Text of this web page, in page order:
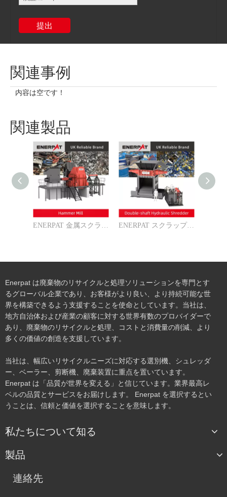
提出
関連事例
内容は空です！
関連製品
ENERPAT 金属スクラップシュレッダー ENERPAT スクラップスチールシュレッダーメーカー
Enerpat は廃棄物のリサイクルと処理ソリューションを専門とす
るグローバル企業であり、お客様がより良い、より持続可能な世
界を構築できるよう支援することを使命としています。当社は、
地方自治体および産業の顧客に対する世界有数のプロバイダーで
あり、廃棄物のリサイクルと処理、コストと消費量の削減、より
多くの価値の創造を支援しています。
当社は、幅広いリサイクルニーズに対応する選別機、シュレッダ
ー、ベーラー、剪断機、廃棄装置に重点を置いています。
Enerpat は「品質が世界を変える」と信じています。業界最高レ
ベルの品質とサービスをお届けします。 Enerpat を選択するとい
うことは、信頼と価値を選択することを意味します。
私たちについて知る
製品
連絡先